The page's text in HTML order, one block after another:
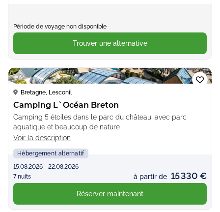
Période de voyage non disponible
Trouver une alternative
Loading...
Bretagne, Lesconil
Camping L`Océan Breton
Camping 5 étoiles dans le parc du château, avec parc
aquatique et beaucoup de nature
Voir la description
Hébergement alternatif
15.08.2026 - 22.08.2026
7 nuits
à partir de 15 330 €
Réserver maintenant